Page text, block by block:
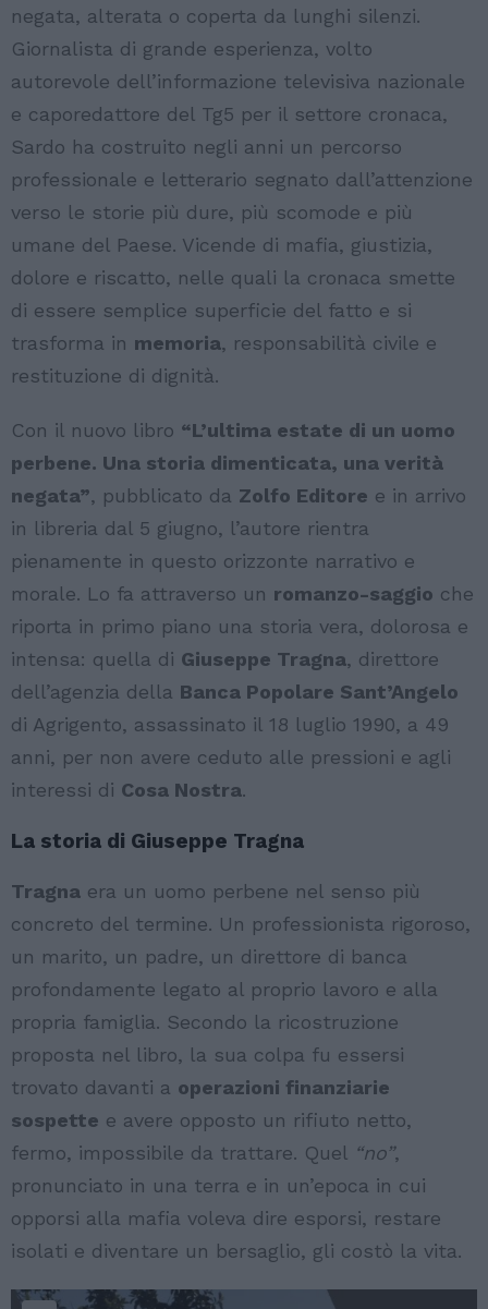
negata, alterata o coperta da lunghi silenzi.
Giornalista di grande esperienza, volto
autorevole dell’informazione televisiva nazionale
e caporedattore del Tg5 per il settore cronaca,
Sardo ha costruito negli anni un percorso
professionale e letterario segnato dall’attenzione
verso le storie più dure, più scomode e più
umane del Paese. Vicende di mafia, giustizia,
dolore e riscatto, nelle quali la cronaca smette
di essere semplice superficie del fatto e si
trasforma in memoria, responsabilità civile e
restituzione di dignità.
Con il nuovo libro “L’ultima estate di un uomo
perbene. Una storia dimenticata, una verità
negata”, pubblicato da Zolfo Editore e in arrivo
in libreria dal 5 giugno, l’autore rientra
pienamente in questo orizzonte narrativo e
morale. Lo fa attraverso un romanzo-saggio che
riporta in primo piano una storia vera, dolorosa e
intensa: quella di Giuseppe Tragna, direttore
dell’agenzia della Banca Popolare Sant’Angelo
di Agrigento, assassinato il 18 luglio 1990, a 49
anni, per non avere ceduto alle pressioni e agli
interessi di Cosa Nostra.
La storia di Giuseppe Tragna
Tragna era un uomo perbene nel senso più
concreto del termine. Un professionista rigoroso,
un marito, un padre, un direttore di banca
profondamente legato al proprio lavoro e alla
propria famiglia. Secondo la ricostruzione
proposta nel libro, la sua colpa fu essersi
trovato davanti a operazioni finanziarie
sospette e avere opposto un rifiuto netto,
fermo, impossibile da trattare. Quel “no”,
pronunciato in una terra e in un’epoca in cui
opporsi alla mafia voleva dire esporsi, restare
isolati e diventare un bersaglio, gli costò la vita.